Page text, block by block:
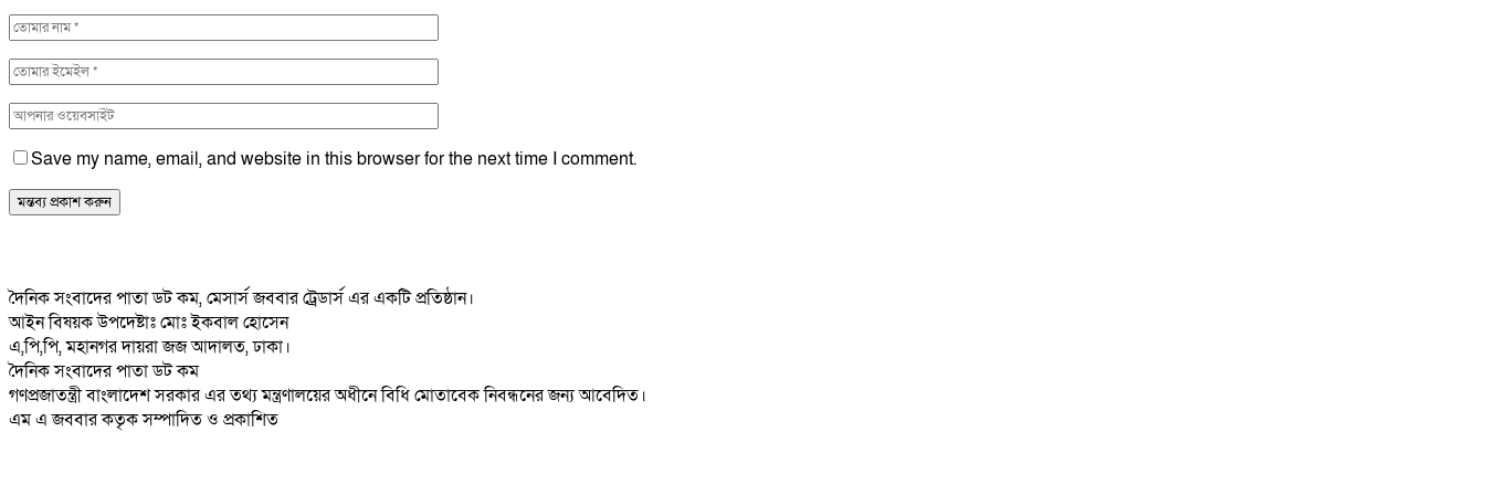
Save my name, email, and website in this browser for the next time I comment.
দৈনিক সংবাদের পাতা ডট কম, মেসার্স জববার ট্রেডার্স এর একটি প্রতিষ্ঠান।
আইন বিষয়ক উপদেষ্টাঃ মোঃ ইকবাল হোসেন
এ,পি,পি, মহানগর দায়রা জজ আদালত, ঢাকা।
দৈনিক সংবাদের পাতা ডট কম
গণপ্রজাতন্ত্রী বাংলাদেশ সরকার এর তথ্য মন্ত্রণালয়ের অধীনে বিধি মোতাবেক নিবন্ধনের জন্য আবেদিত।
এম এ জববার কতৃক সম্পাদিত ও প্রকাশিত